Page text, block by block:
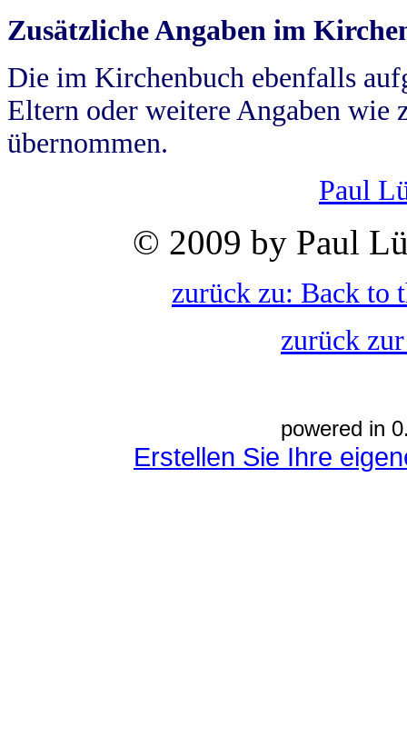
Zusätzliche Angaben im
Die im Kirchenbuch ebenfalls
Eltern oder weitere Angaben wie
übernommen.
Paul
© 2009 by Paul
zurück zu: Back to
zurück
powered in
Erstellen Sie Ihre